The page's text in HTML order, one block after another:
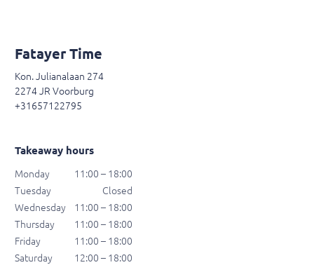
Fatayer Time
Kon. Julianalaan 274
2274 JR Voorburg
+31657122795
Takeaway hours
Monday
11:00 – 18:00
Tuesday
Closed
Wednesday
11:00 – 18:00
Thursday
11:00 – 18:00
Friday
11:00 – 18:00
Saturday
12:00 – 18:00